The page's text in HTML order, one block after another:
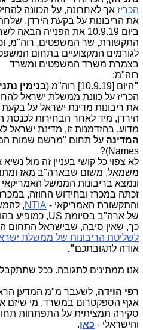
הכריז אך לאחרונה, על הכוונה
את הריבונות על בקעת הירדן,
ביום 10.9.19 את הפנייה הבאה
התקשורת, שר המשפטים, רוה"מ,
לגורמים המקצועיים בתחום
בצמרת משרד המשפטים ומשרד
רוה"מ:
"היום [10.9.19] רוה"מ ( בנימין
הכריז על כוונת ממשלת ישראל
את ריבונות מדינת ישראל על בקעת
הירדן, מיד לאחר הבחירות לכנסת ה-
מדוע, בהזדמנות זו, מדינת ישראל
המדינה על תחום "מרשם שמות
Names
)?
לא צפוי כל קושי בעניין זה מול
משמאל, משום שבארה"ב מאז
ונמצא בריבונות הממשל
זכתה במכרז ובחידוש החוזה,
והתקשורת האמריקאי - NTIA
,
של ארה"ב בסיומת ,US כמופיע
כך, שאין סיבה, שבישראל התחום
לשליטת הריבונות של ממשלת
אודה לתגובתכם".
אנו ממתינים לתגובה. ככל
רפי הוידה, לשעבר מ"מ המדען
אגף הספקטרום במשרד, מי שיזם
סקירה תמציתית על התפתחות תחום
והישראלי - כאן.